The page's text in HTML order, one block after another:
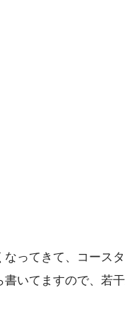
ってきて、コース
いてますので、若